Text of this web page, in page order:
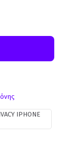
IPHONE